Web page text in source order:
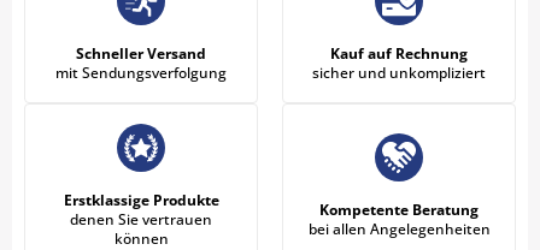
Schneller Versand
mit Sendungsverfolgung
Kauf auf Rechnung
sicher und unkompliziert
Erstklassige Produkte
denen Sie vertrauen
können
Kompetente Beratung
bei allen Angelegenheiten